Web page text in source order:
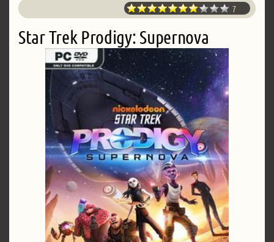
7
Star Trek Prodigy: Supernova